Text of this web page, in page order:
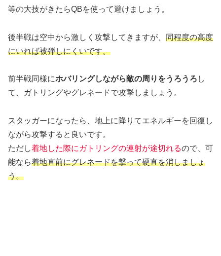
等の大技がきたらQBを使って避けましょう。
後半戦は空中から激しく攻撃してきますが、 同程度の高度
にいれば被弾しにくいです。
前半戦同様にホバリングしながら敵の周りをうろうろ し
て、ガトリングやグレネードで攻撃しましょう。
スタッガーになったら、地上に降りてエネルギーを回復し
ながら攻撃すると良いです。
ただし着地した際にガトリングの連射が途切れるので、可
能なら着地直前にグレネードを撃って硬直を消しましょ
う。